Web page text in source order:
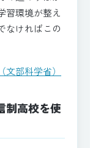
習環境が整え
なければこの
部科学省）
制高校を使